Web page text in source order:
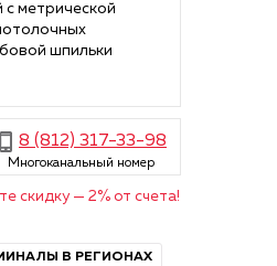
метрической
шпильки
8 (812) 317-33-98
Многоканальный номер
скидку — 2% от счета!
В РЕГИОНАХ